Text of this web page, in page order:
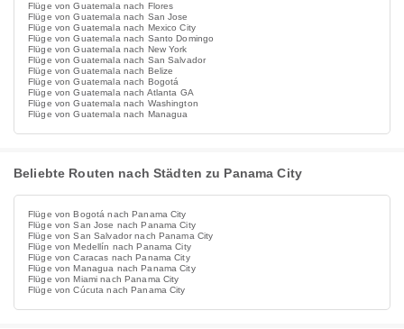
Flüge von Guatemala nach Flores
Flüge von Guatemala nach San Jose
Flüge von Guatemala nach Mexico City
Flüge von Guatemala nach Santo Domingo
Flüge von Guatemala nach New York
Flüge von Guatemala nach San Salvador
Flüge von Guatemala nach Belize
Flüge von Guatemala nach Bogotá
Flüge von Guatemala nach Atlanta GA
Flüge von Guatemala nach Washington
Flüge von Guatemala nach Managua
Beliebte Routen nach Städten zu Panama City
Flüge von Bogotá nach Panama City
Flüge von San Jose nach Panama City
Flüge von San Salvador nach Panama City
Flüge von Medellín nach Panama City
Flüge von Caracas nach Panama City
Flüge von Managua nach Panama City
Flüge von Miami nach Panama City
Flüge von Cúcuta nach Panama City